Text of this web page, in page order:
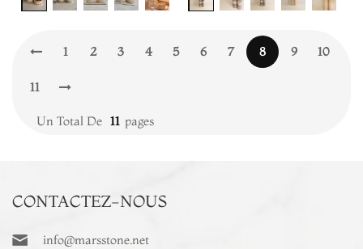
1 2 3 4 5 6 7 8 9 10
11
Un Total De 11 Pages
CONTACTEZ-NOUS
info@marsstone.net